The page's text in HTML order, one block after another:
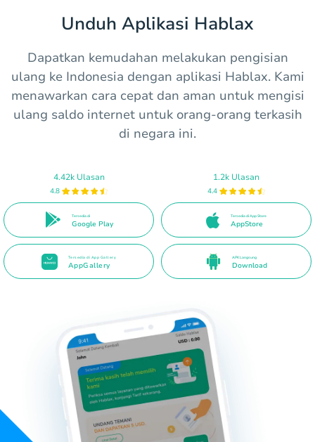
Unduh Aplikasi Hablax
Dapatkan kemudahan melakukan pengisian
ulang ke Indonesia dengan aplikasi Hablax. Kami
menawarkan cara cepat dan aman untuk mengisi
ulang saldo internet untuk orang-orang terkasih
di negara ini.
4.42k Ulasan
4.8
Tersedia di
Google Play
1.2k Ulasan
4.4
Tersedia di App Store
AppStore
Tersedia di App Gallery
AppGallery
APK Langsung
Download